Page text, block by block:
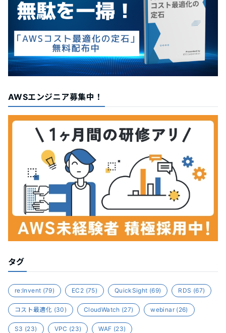
AWSエンジニア募集中！
タグ
re:Invent (79) EC2 (75) QuickSight (69) RDS (67)
コスト最適化 (30) CloudWatch (27) webinar(26)
S3 (23) VPC (23) WAF (23)